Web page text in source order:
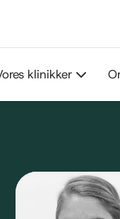
klinikker